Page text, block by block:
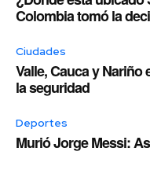
Colombia tomó la
Ciudades
Valle, Cauca y
la seguridad
Deportes
Murió Jorge Messi: